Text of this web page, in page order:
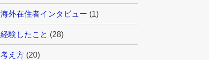
海外在住者インタビュー (1)
経験したこと (28)
考え方 (20)